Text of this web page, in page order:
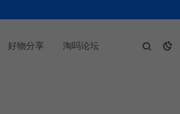
好物分享 淘吗论坛